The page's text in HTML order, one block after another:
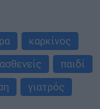
καρκίνος
ασθενείς
παιδί
γιατρός